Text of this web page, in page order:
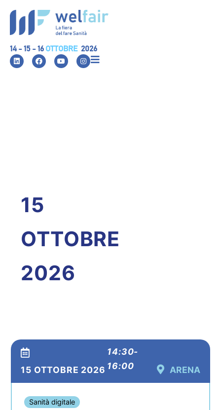
14 - 15 - 16 OTTOBRE 2026
15
OTTOBRE
2026
15 OTTOBRE 2026
14:30-
16:00
ARENA
Sanità digitale